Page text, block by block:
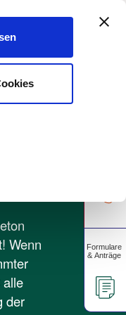
Apps AA
Wenn
alle
der